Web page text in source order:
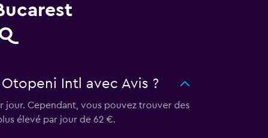
Intl avec Avis ?
Cependant, vous pouvez trouver des
élevé par jour de 62 €.